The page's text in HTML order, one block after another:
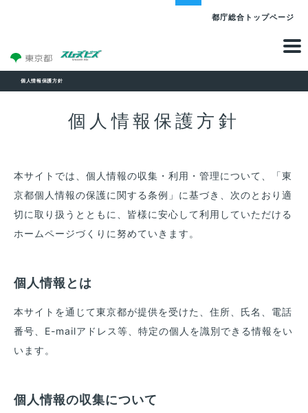
都庁総合トップページ
個人情報保護方針
都知事 メッセージ
参加企業一覧
参加者の取組
受賞企業の 取組紹介
鉄道事業者の取組
鉄道事業者の取組
時差Bizの歩み
個人情報保護方針
本サイトでは、個人情報の収集・利用・管理について、「東
京都個人情報の保護に関する条例」に基づき、次のとおり適
切に取り扱うとともに、皆様に安心して利用していただける
ホームページづくりに努めていきます。
個人情報とは
本サイトを通じて東京都が提供を受けた、住所、氏名、電話
番号、E-mailアドレス等、特定の個人を識別できる情報をい
います。
個人情報の収集について